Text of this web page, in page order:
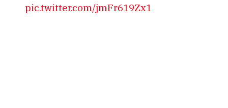
pic.twitter.com/jmFr619Zx1